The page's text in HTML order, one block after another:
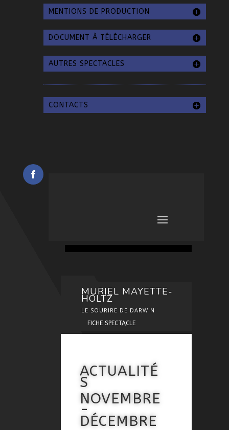
MENTIONS DE PRODUCTION
DOCUMENT À TÉLÉCHARGER
AUTRES SPECTACLES
CONTACTS
MURIEL MAYETTE-
HOLTZ
LE SOURIRE DE DARWIN
FICHE SPECTACLE
ACTUALITÉ
S
NOVEMBRE
-
DÉCEMBRE